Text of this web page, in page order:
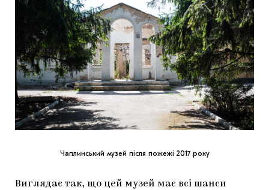
Чаплинський музей після пожежі 2017 року
Виглядає так, що цей музей має всі шанси